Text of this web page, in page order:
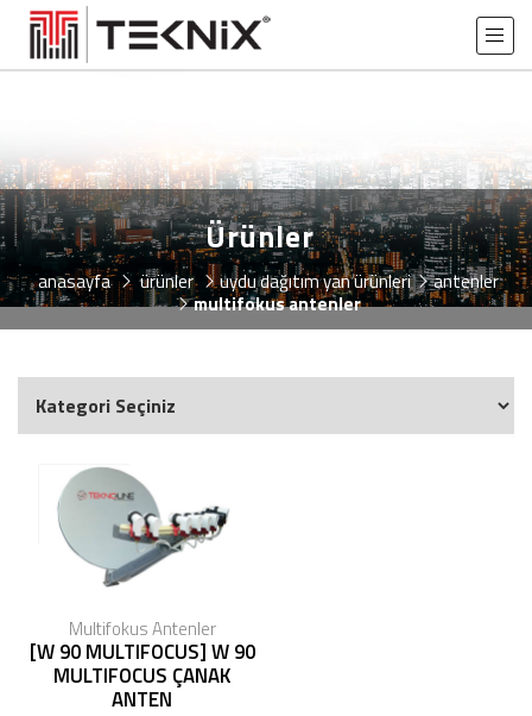
Ürünler
anasayfa ürünler uydu dağitim yan ürünleri̇
antenler
multifokus antenler
Multifokus Antenler
[W 90 MULTIFOCUS] W 90
MULTIFOCUS ÇANAK
ANTEN